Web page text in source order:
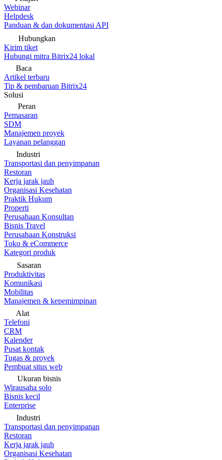
Webinar
Helpdesk
Panduan & dan dokumentasi API
Hubungkan
Kirim tiket
Hubungi mitra Bitrix24 lokal
Baca
Artikel terbaru
Tip & pembaruan Bitrix24
Solusi
Peran
Pemasaran
SDM
Manajemen proyek
Layanan pelanggan
Industri
Transportasi dan penyimpanan
Restoran
Kerja jarak jauh
Organisasi Kesehatan
Praktik Hukum
Properti
Perusahaan Konsultan
Bisnis Travel
Perusahaan Konstruksi
Toko & eCommerce
Kategori produk
Sasaran
Produktivitas
Komunikasi
Mobilitas
Manajemen & kepemimpinan
Alat
Telefoni
CRM
Kalender
Pusat kontak
Tugas & proyek
Pembuat situs web
Ukuran bisnis
Wirausaha solo
Bisnis kecil
Enterprise
Industri
Transportasi dan penyimpanan
Restoran
Kerja jarak jauh
Organisasi Kesehatan